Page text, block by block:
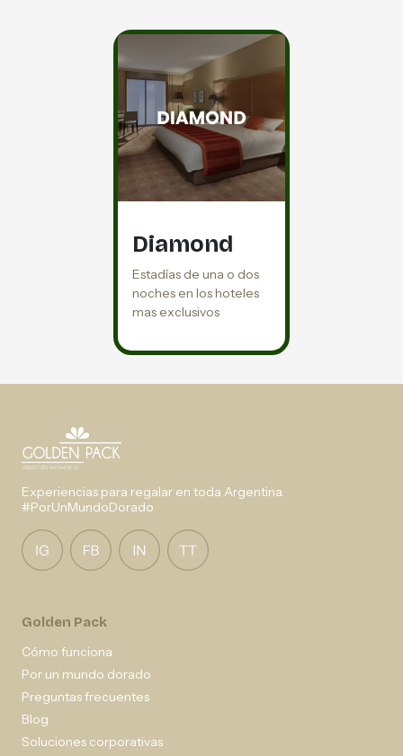
Diamond
Estadías de una o dos
noches en los hoteles
mas exclusivos
Experiencias para regalar en toda Argentina.
#PorUnMundoDorado
Golden Pack
Cómo funciona
Por un mundo dorado
Preguntas frecuentes
Blog
Soluciones corporativas